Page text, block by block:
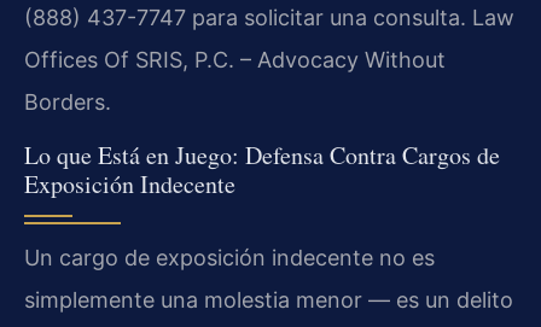
(888) 437-7747 para solicitar una consulta. Law
Offices Of SRIS, P.C. – Advocacy Without
Borders.
Lo que Está en Juego: Defensa Contra Cargos de
Exposición Indecente
Un cargo de exposición indecente no es
simplemente una molestia menor — es un delito